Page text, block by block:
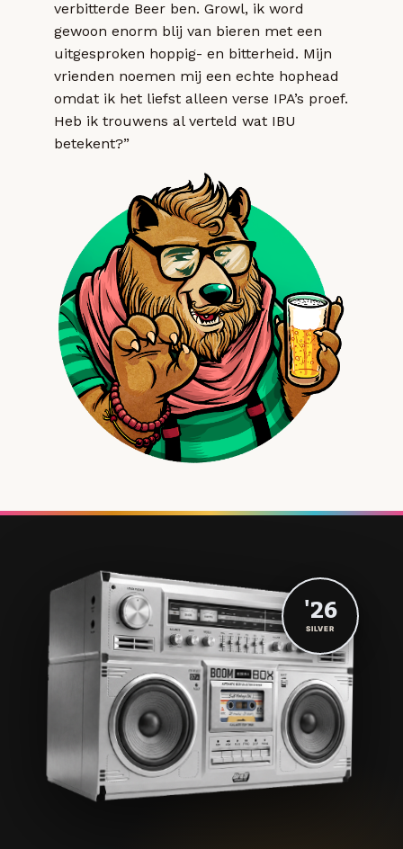
verbitterde Beer ben. Growl, ik word
gewoon enorm blij van bieren met een
uitgesproken hoppig- en bitterheid. Mijn
vrienden noemen mij een echte hophead
omdat ik het liefst alleen verse IPA’s proef.
Heb ik trouwens al verteld wat IBU
betekent?”
'26
SILVER